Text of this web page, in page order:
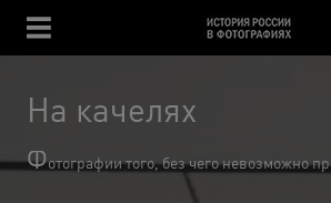
На качелях
Фотографии того, без чего невозможно